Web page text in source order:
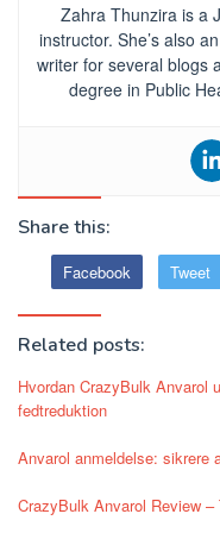
Zahra Thunzira is a
instructor. She’s also
writer for several blogs
degree in Public
Share this:
Facebook Tweet
Related posts:
Hvordan CrazyBulk Anvarol
fedtreduktion
Anvarol anmeldelse: sikrere
CrazyBulk Anvarol Review